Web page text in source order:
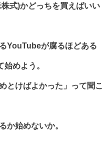
式)かどっちを買えばいい
YouTubeが腐るほどある
めよう。
とけばよかった」って聞こ
か始めないか。